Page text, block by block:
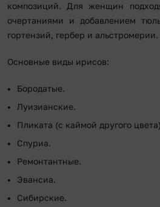
композиций. Для женщин
очертаниями и добавлением
гортензий, гербер и альстромерии.
Основные виды ирисов:
Бородатые.
Луизианские.
Пликата (с каймой другого
Спуриа.
Ремонтантные.
Эвансиа.
Сибирские.